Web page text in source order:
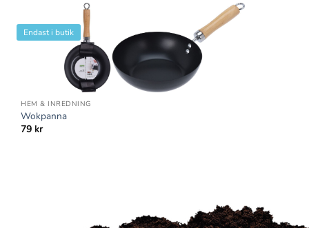
Endast i butik
HEM & INREDNING
Wokpanna
79 kr